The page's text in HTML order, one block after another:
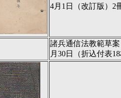
4月1日（改訂版）2
諸兵通信法教範草
月30日（折込付表